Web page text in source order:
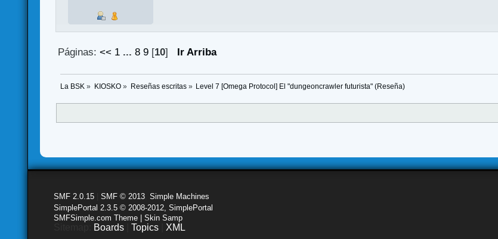
Páginas: << 1 ... 8 9[10] Ir Arriba
La BSK » KIOSKO» Reseñas escritas» Level 7 [Omega Protocol] El "dungeoncrawler futurista" (Reseña)
SMF 2.0.15 |SMF © 2013 ,Simple Machines
SimplePortal 2.3.5 © 2008-2012, SimplePortal
SMFSimple.com Theme | Skin Samp
Boards |Topics XML